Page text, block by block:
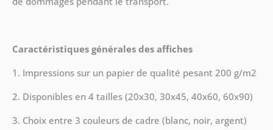
Caractéristiques générales des affiches
1. Impressions sur un papier de qualité pesant 200 g/m2
2. Disponibles en 4 tailles (20x30, 30x45, 40x60, 60x90)
3. Choix entre 3 couleurs de cadre (blanc, noir, argent)